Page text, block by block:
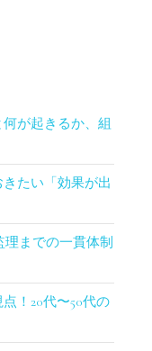
が起きるか、組
たい「効果が出
までの一貫体制
！20代〜50代の